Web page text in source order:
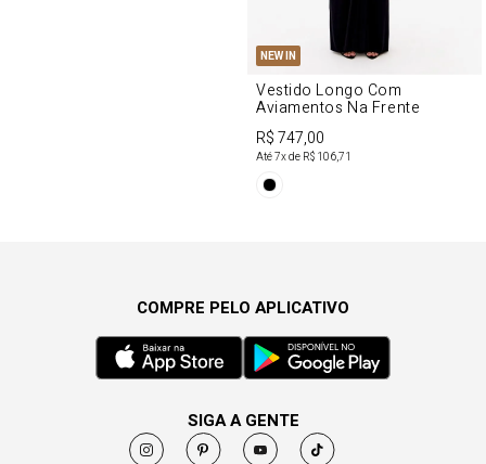
NEW IN
Vestido Longo Com
Aviamentos Na Frente
R$ 747,00
Até7x de R$ 106,71
COMPRE PELO APLICATIVO
SIGA A GENTE